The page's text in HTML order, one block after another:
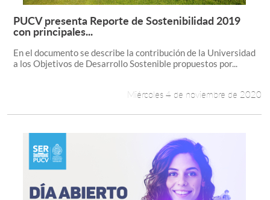
Leer más +
PUCV presenta Reporte de Sostenibilidad 2019
con principales...
En el documento se describe la contribución de la Universidad
a los Objetivos de Desarrollo Sostenible propuestos por...
Miércoles 4 de noviembre de 2020